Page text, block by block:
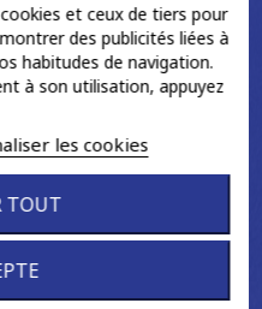
et ceux de tiers pour
des publicités liées à
habitudes de navigation.
à son utilisation, appuyez
les cookies
TOUT
Crémaillère
de
BIELLETTES
CREMAILLERE
ASSISTEE
ECH.